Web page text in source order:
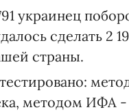
украинец
сделать 2
страны.
методом ИФА -